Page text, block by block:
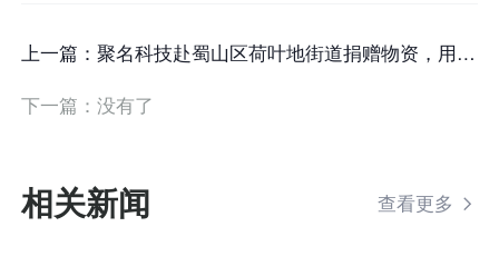
上一篇：聚名科技赴蜀山区荷叶地街道捐赠物资，用爱为抗疫助力
下一篇：没有了
相关新闻 查看更多 